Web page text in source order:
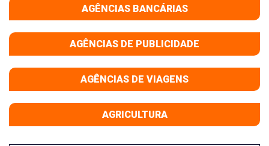
AGÊNCIAS BANCÁRIAS
AGÊNCIAS DE PUBLICIDADE
AGÊNCIAS DE VIAGENS
AGRICULTURA